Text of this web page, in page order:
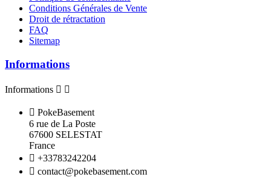
Conditions Générales de Vente
Droit de rétractation
FAQ
Sitemap
Informations
Informations  
 PokeBasement
6 rue de La Poste
67600 SELESTAT
France
 +33783242204
 contact@pokebasement.com